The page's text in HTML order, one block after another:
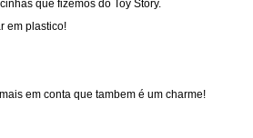
que fizemos do Toy Story.
em plastico!
em conta que tambem é um charme!